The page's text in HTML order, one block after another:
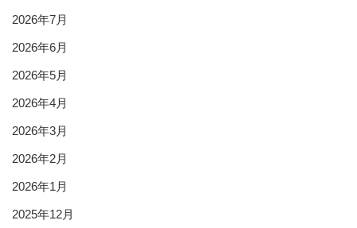
2026年7月
2026年6月
2026年5月
2026年4月
2026年3月
2026年2月
2026年1月
2025年12月